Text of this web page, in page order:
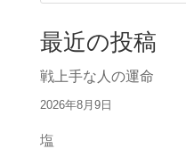
最近の投稿
戦上手な人の運命
2026年8月9日
塩